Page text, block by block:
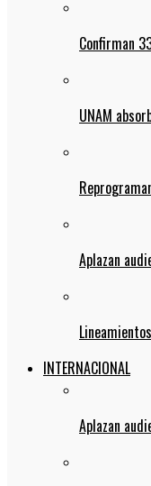
Confirman
UNAM
Aplazan
INTERNACIONAL
Aplazan